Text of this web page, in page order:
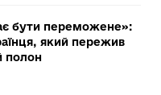
бути переможене»:
який пережив
полон